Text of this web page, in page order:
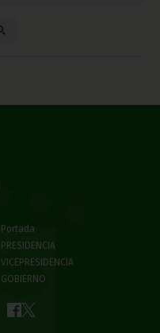
Portada
PRESIDENCIA
VICEPRESIDENCIA
GOBIERNO